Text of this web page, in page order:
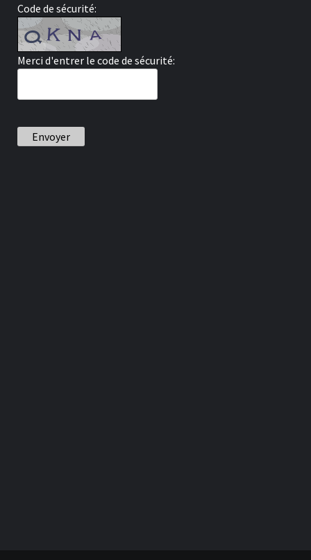
Code de sécurité:
Merci d'entrer le code de sécurité:
Envoyer